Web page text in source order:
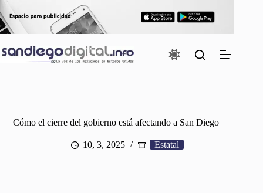
al
contenido
Cómo el cierre del gobierno está afectando a San Diego
10, 3, 2025 Estatal